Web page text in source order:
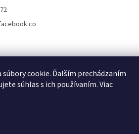
cookie. Ďalším prechádzaním
súhlas s ich používaním. Viac